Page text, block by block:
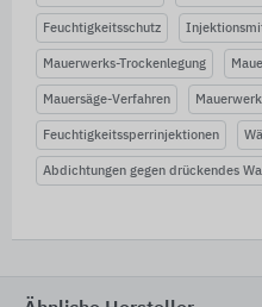
Feuchtigkeitsschutz
Mauerwerks-Trockenlegung
Mauersäge-Verfahren
Feuchtigkeitssperrinjektionen
Abdichtungen gegen drückendes